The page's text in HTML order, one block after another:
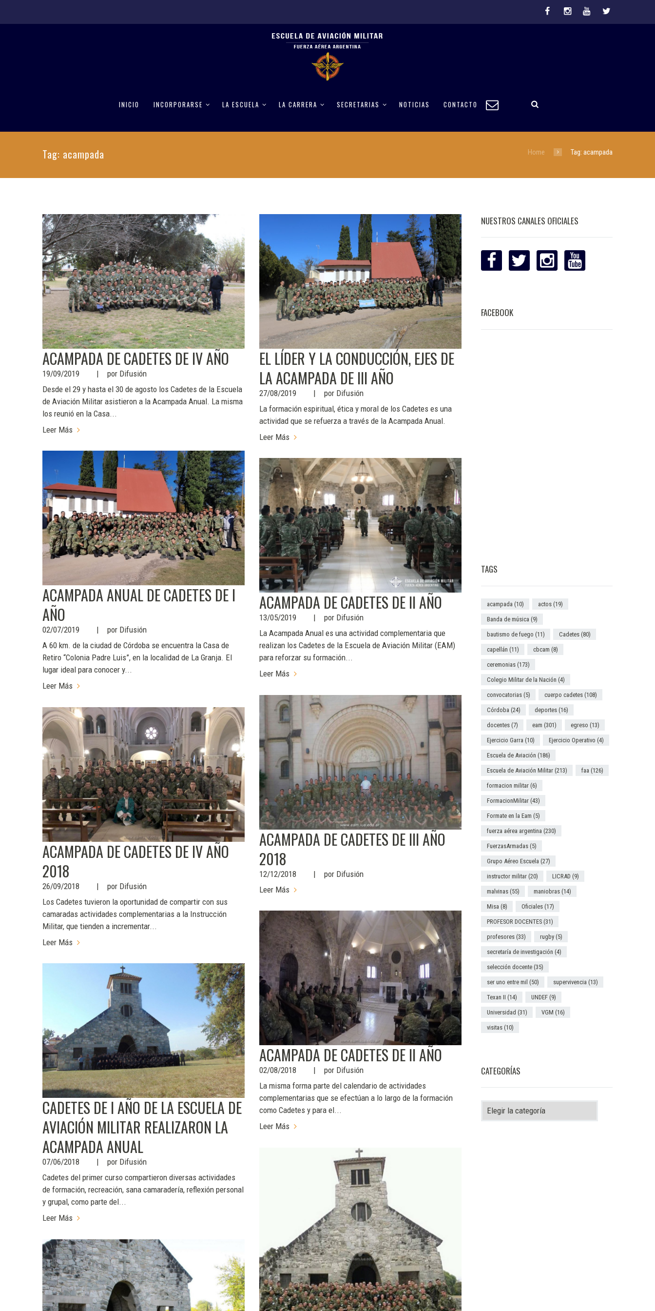
INICIO INCORPORARSE LA ESCUELA LA CARRERA SECRETARIAS NOTICIAS CONTACTO
Tag: acampada Home Tag: acampada
ACAMPADA DE CADETES DE IV AÑO
19/09/2019 por Difusión
Desde el 29 y hasta el 30 de agosto los Cadetes de la Escuela
de Aviación Militar asistieron a la Acampada Anual. La misma
los reunió en la Casa...
Leer Más
EL LÍDER Y LA CONDUCCIÓN, EJES DE
LA ACAMPADA DE III AÑO
27/08/2019 por Difusión
La formación espiritual, ética y moral de los Cadetes es una
actividad que se refuerza a través de la Acampada Anual.
Leer Más
ACAMPADA ANUAL DE CADETES DE I
AÑO
02/07/2019 por Difusión
A 60 km. de la ciudad de Córdoba se encuentra la Casa de
Retiro “Colonia Padre Luis”, en la localidad de La Granja. El
lugar ideal para conocer y...
Leer Más
ACAMPADA DE CADETES DE II AÑO
13/05/2019 por Difusión
La Acampada Anual es una actividad complementaria que
realizan los Cadetes de la Escuela de Aviación Militar (EAM)
para reforzar su formación...
Leer Más
ACAMPADA DE CADETES DE III AÑO
2018
12/12/2018 por Difusión
Leer Más
ACAMPADA DE CADETES DE IV AÑO
2018
26/09/2018 por Difusión
Los Cadetes tuvieron la oportunidad de compartir con sus
camaradas actividades complementarias a la Instrucción
Militar, que tienden a incrementar...
Leer Más
ACAMPADA DE CADETES DE II AÑO
02/08/2018 por Difusión
La misma forma parte del calendario de actividades
complementarias que se efectúan a lo largo de la formación
como Cadetes y para el...
Leer Más
CADETES DE I AÑO DE LA ESCUELA DE
AVIACIÓN MILITAR REALIZARON LA
ACAMPADA ANUAL
07/06/2018 por Difusión
Cadetes del primer curso compartieron diversas actividades
de formación, recreación, sana camaradería, reflexión personal
y grupal, como parte del...
Leer Más
NUESTROS CANALES OFICIALES
FACEBOOK
TAGS
acampada (10) actos(19)
Banda de música (9)
bautismo de fuego (11) Cadetes(80)
capellán (11) cbcam (8)
ceremonias(173)
Colegio Militar de la Nación (4)
convocatorias(5) cuerpo cadetes(108)
Córdoba (24) deportes(16)
docentes(7) eam (301) egreso (13)
Ejercicio Garra (10) Ejercicio Operativo (4)
Escuela de Aviación (186)
Escuela de Aviación Militar(213) faa (126)
formacion militar(6)
FormacionMilitar(43)
Formate en la Eam (5)
fuerza aérea argentina (230)
FuerzasArmadas(5)
Grupo Aéreo Escuela (27)
instructor militar(20) LICRAD (9)
malvinas(55) maniobras(14)
Misa (8) Oficiales(17)
PROFESOR DOCENTES(31)
profesores(33) rugby(5)
secretaría de investigación (4)
selección docente(35)
ser uno entre mil (50) supervivencia (13)
Texan II (14) UNDEF(9)
Universidad (31) VGM (16)
visitas(10)
CATEGORÍAS
Categorías